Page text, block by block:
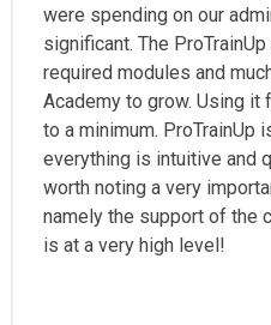
were spending on our
significant. The
required modules and
Academy to grow. Using
to a minimum. ProTrainUp
everything is intuitive and
worth noting a very
namely the support of the
is at a very high level!